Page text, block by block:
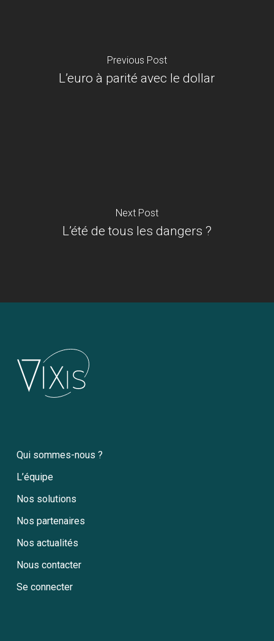
Previous Post
L’euro à parité avec le dollar
Next Post
L’été de tous les dangers ?
Qui sommes-nous ?
L’équipe
Nos solutions
Nos partenaires
Nos actualités
Nous contacter
Se connecter